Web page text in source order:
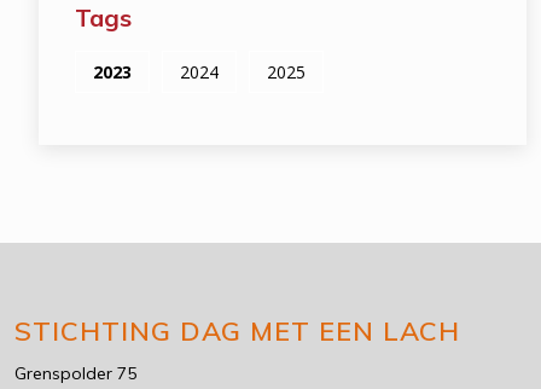
Tags
2023 2024 2025
STICHTING DAG MET EEN LACH
Grenspolder 75